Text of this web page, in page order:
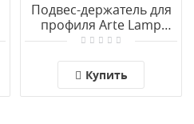
Подвес-держатель для
профиля Arte Lamp
PROFILE-ACCESSORIES
Купить